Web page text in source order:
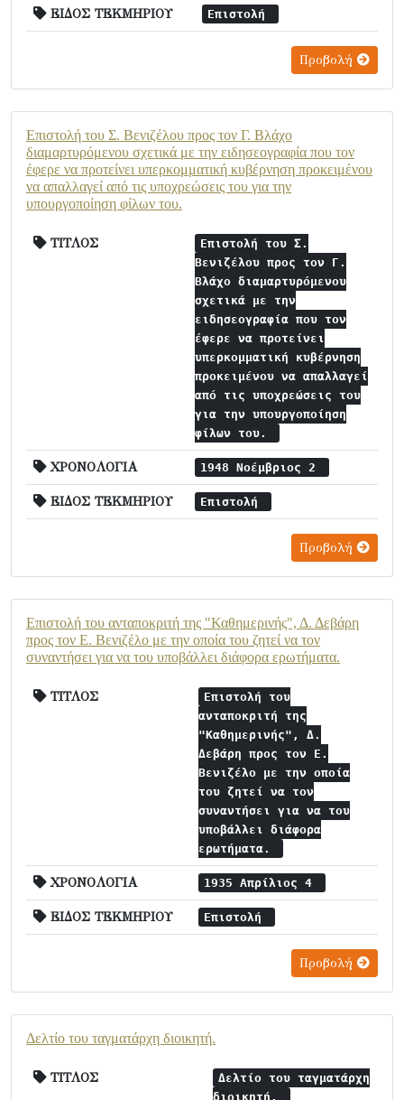
ΕΙΔΟΣ ΤΕΚΜΗΡΙΟΥ Επιστολή
Προβολή
Επιστολή του Σ. Βενιζέλου προς τον Γ. Βλάχο
διαμαρτυρόμενου σχετικά με την ειδησεογραφία που τον
έφερε να προτείνει υπερκομματική κυβέρνηση προκειμένου
να απαλλαγεί από τις υποχρεώσεις του για την
υπουργοποίηση φίλων του.
ΤΙΤΛΟΣ
Επιστολή του Σ.
Βενιζέλου προς τον Γ.
Βλάχο διαμαρτυρόμενου
σχετικά με την
ειδησεογραφία που τον
έφερε να προτείνει
υπερκομματική κυβέρνηση
προκειμένου να απαλλαγεί
από τις υποχρεώσεις του
για την υπουργοποίηση
φίλων του.
ΧΡΟΝΟΛΟΓΙΑ 1948 Νοέμβριος 2
ΕΙΔΟΣ ΤΕΚΜΗΡΙΟΥ Επιστολή
Προβολή
Επιστολή του ανταποκριτή της "Καθημερινής", Δ. Δεβάρη
προς τον Ε. Βενιζέλο με την οποία του ζητεί να τον
συναντήσει για να του υποβάλλει διάφορα ερωτήματα.
ΤΙΤΛΟΣ
Επιστολή του
ανταποκριτή της
"Καθημερινής", Δ.
Δεβάρη προς τον Ε.
Βενιζέλο με την οποία
του ζητεί να τον
συναντήσει για να του
υποβάλλει διάφορα
ερωτήματα.
ΧΡΟΝΟΛΟΓΙΑ 1935 Απρίλιος 4
ΕΙΔΟΣ ΤΕΚΜΗΡΙΟΥ Επιστολή
Προβολή
Δελτίο του ταγματάρχη διοικητή.
ΤΙΤΛΟΣ
Δελτίο του ταγματάρχη
διοικητή.